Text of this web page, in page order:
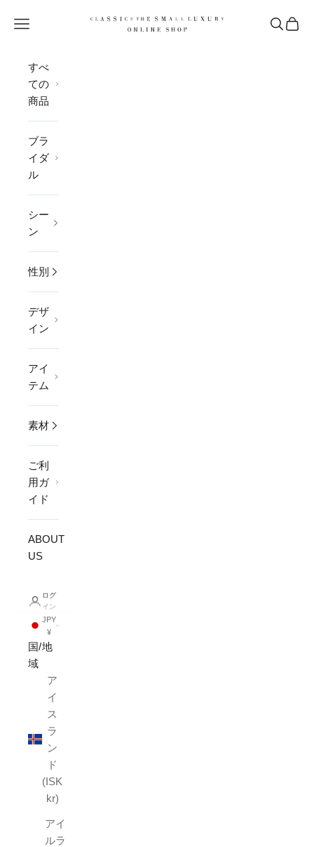
CLASSICS the Small Luxury
メニューを開く 検索を開
カー
すべ
ての
商品
ブラ
イダ
ル
シー
ン
性別
デザ
イン
アイ
テム
素材
ご利
用ガ
イド
ABOUT
US
ログ
イン
JPY
¥
国/地
域
ア
イ
ス
ラ
ン
ド
(ISK
kr)
アイ
ルラ